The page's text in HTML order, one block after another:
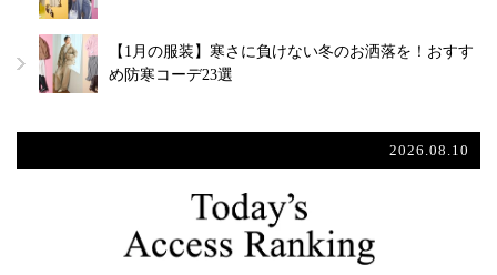
【1月の服装】寒さに負けない冬のお洒落を！おすす
め防寒コーデ23選
2026.08.10